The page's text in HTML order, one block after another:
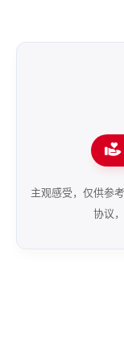
主观感受，仅供参
协议